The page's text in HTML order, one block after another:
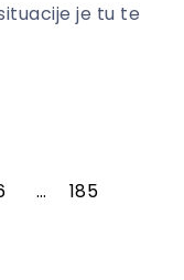
je tu te
… 185